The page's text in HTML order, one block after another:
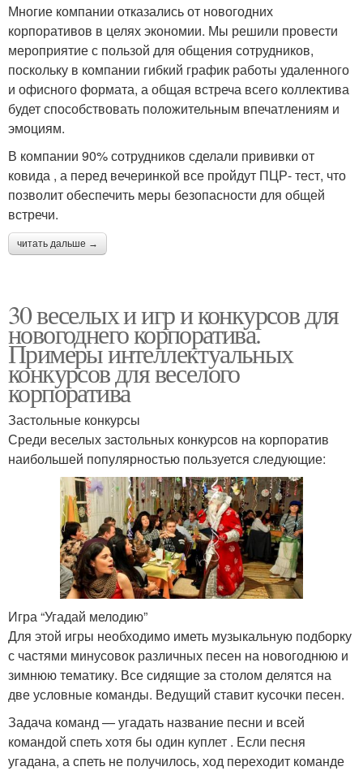
Многие компании отказались от новогодних
корпоративов в целях экономии. Мы решили провести
мероприятие с пользой для общения сотрудников,
поскольку в компании гибкий график работы удаленного
и офисного формата, а общая встреча всего коллектива
будет способствовать положительным впечатлениям и
эмоциям.
В компании 90% сотрудников сделали прививки от
ковида , а перед вечеринкой все пройдут ПЦР- тест, что
позволит обеспечить меры безопасности для общей
встречи.
читать дальше →
30 веселых и игр и конкурсов для
новогоднего корпоратива.
Примеры интеллектуальных
конкурсов для веселого
корпоратива
Застольные конкурсы
Среди веселых застольных конкурсов на корпоратив
наибольшей популярностью пользуется следующие:
Игра “Угадай мелодию”
Для этой игры необходимо иметь музыкальную подборку
с частями минусовок различных песен на новогоднюю и
зимнюю тематику. Все сидящие за столом делятся на
две условные команды. Ведущий ставит кусочки песен.
Задача команд — угадать название песни и всей
командой спеть хотя бы один куплет . Если песня
угадана, а спеть не получилось, ход переходит команде